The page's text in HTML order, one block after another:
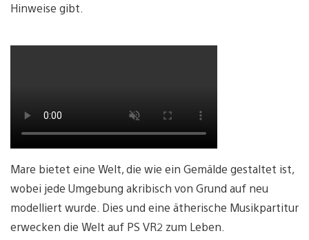
Hinweise gibt.
Mare bietet eine Welt, die wie ein Gemälde gestaltet ist,
wobei jede Umgebung akribisch von Grund auf neu
modelliert wurde. Dies und eine ätherische Musikpartitur
erwecken die Welt auf PS VR2 zum Leben.